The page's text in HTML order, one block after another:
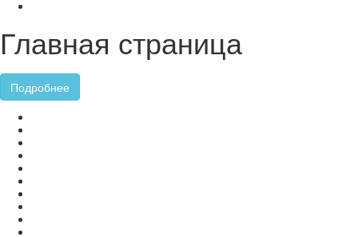
Главная страница
Подробнее